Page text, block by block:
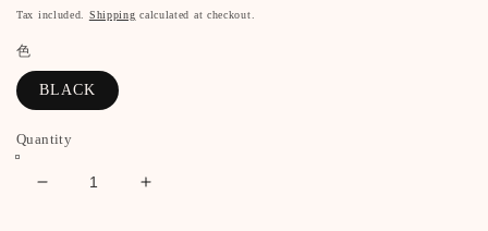
price
Tax included. Shipping calculated at checkout.
色
BLACK
Quantity
Decrease
Increase